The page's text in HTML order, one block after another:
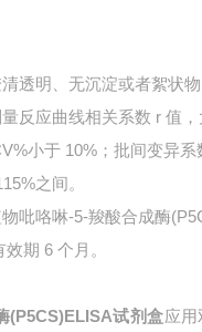
透明、无沉淀或者絮状
反应曲线相关系数 r 值，
小于 10%；批间变异系
之间。
吡咯啉-5-羧酸合成酶
期 6 个月。
(P5CS)ELISA试剂盒应